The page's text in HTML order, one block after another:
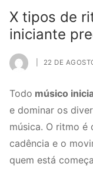
X tipos de
iniciante
22 DE
Todo músico
e dominar os
música. O ritmo é
cadência e o
quem está